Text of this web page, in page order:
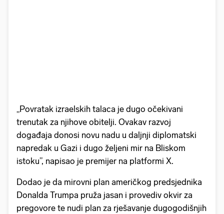
„Povratak izraelskih talaca je dugo očekivani
trenutak za njihove obitelji. Ovakav razvoj
događaja donosi novu nadu u daljnji diplomatski
napredak u Gazi i dugo željeni mir na Bliskom
istoku”, napisao je premijer na platformi X.
Dodao je da mirovni plan američkog predsjednika
Donalda Trumpa pruža jasan i provediv okvir za
pregovore te nudi plan za rješavanje dugogodišnjih